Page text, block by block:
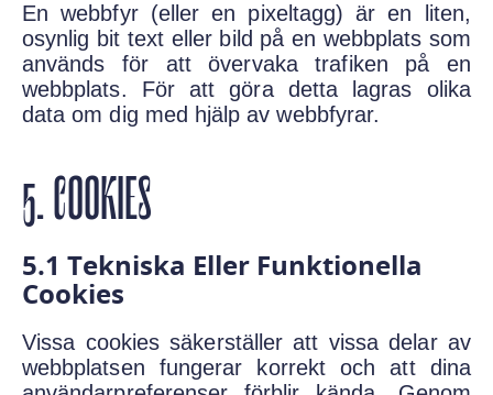
En webbfyr (eller en pixeltagg) är en liten,
osynlig bit text eller bild på en webbplats som
används för att övervaka trafiken på en
webbplats. För att göra detta lagras olika
data om dig med hjälp av webbfyrar.
5. COOKIES
5.1 Tekniska Eller Funktionella
Cookies
Vissa cookies säkerställer att vissa delar av
webbplatsen fungerar korrekt och att dina